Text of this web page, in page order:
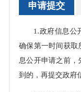
申请提交
1.政府信息公
确保第一时间获取
息公开申请之前，
到的，再提交政府